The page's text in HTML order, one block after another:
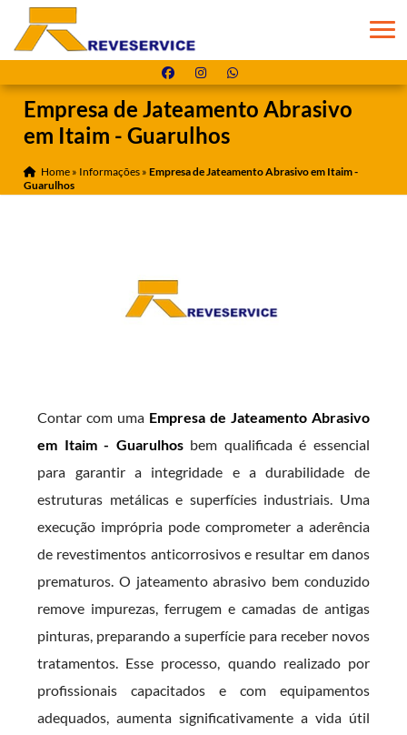
Empresa de Jateamento Abrasivo
em Itaim - Guarulhos
Home » Informações »Empresa de Jateamento Abrasivo em Itaim -
Guarulhos
Contar com uma Empresa de Jateamento Abrasivo
em Itaim - Guarulhosbem qualificada é essencial
para garantir a integridade e a durabilidade de
estruturas metálicas e superfícies industriais. Uma
execução imprópria pode comprometer a aderência
de revestimentos anticorrosivos e resultar em danos
prematuros. O jateamento abrasivo bem conduzido
remove impurezas, ferrugem e camadas de antigas
pinturas, preparando a superfície para receber novos
tratamentos. Esse processo, quando realizado por
profissionais capacitados e com equipamentos
adequados, aumenta significativamente a vida útil